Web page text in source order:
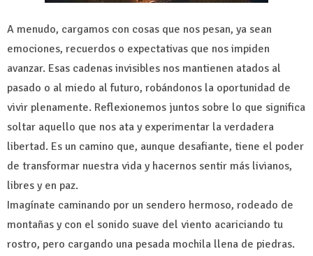
A menudo, cargamos con cosas que nos pesan, ya sean
emociones, recuerdos o expectativas que nos impiden
avanzar. Esas cadenas invisibles nos mantienen atados al
pasado o al miedo al futuro, robándonos la oportunidad de
vivir plenamente. Reflexionemos juntos sobre lo que significa
soltar aquello que nos ata y experimentar la verdadera
libertad. Es un camino que, aunque desafiante, tiene el poder
de transformar nuestra vida y hacernos sentir más livianos,
libres y en paz.
Imagínate caminando por un sendero hermoso, rodeado de
montañas y con el sonido suave del viento acariciando tu
rostro, pero cargando una pesada mochila llena de piedras.